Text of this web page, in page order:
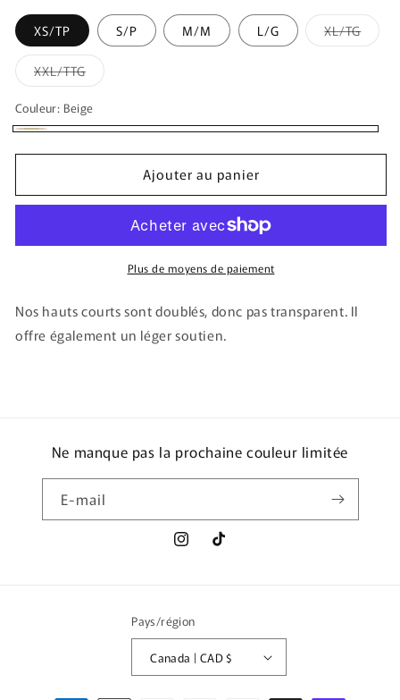
XS/TP S/P M/M L/G XL/TG
XXL/TTGVariante
épuisée
indisponible
Couleur: Beige
Ajouter au panier
Plus de moyens de paiement
Nos hauts courts sont doublés, donc pas transparent. Il
offre également un léger soutien.
Ne manque pas la prochaine couleur limitée
E-mail
InstagramTikTok
Pays/région
Canada | CAD $